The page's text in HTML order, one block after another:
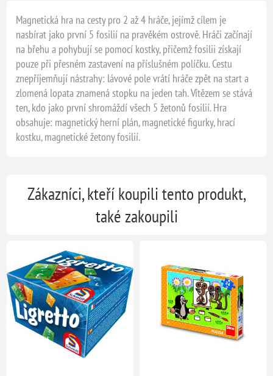
Magnetická hra na cesty pro 2 až 4 hráče, jejímž cílem je
nasbírat jako první 5 fosilií na pravěkém ostrově. Hráči začínají
na břehu a pohybují se pomocí kostky, přičemž fosilii získají
pouze při přesném zastavení na příslušném políčku. Cestu
znepříjemňují nástrahy: lávové pole vrátí hráče zpět na start a
zlomená lopata znamená stopku na jeden tah. Vítězem se stává
ten, kdo jako první shromáždí všech 5 žetonů fosilií. Hra
obsahuje: magnetický herní plán, magnetické figurky, hrací
kostku, magnetické žetony fosilií.
Zákazníci, kteří koupili tento produkt,
také zakoupili